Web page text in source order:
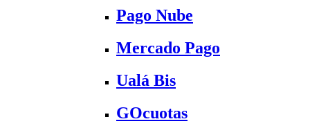
Pago Nube
Mercado Pago
Ualá Bis
GOcuotas